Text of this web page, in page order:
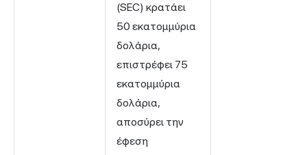
(SEC) κρατάει
50 εκατομμύρια
δολάρια,
επιστρέφει 75
εκατομμύρια
δολάρια,
αποσύρει την
έφεση